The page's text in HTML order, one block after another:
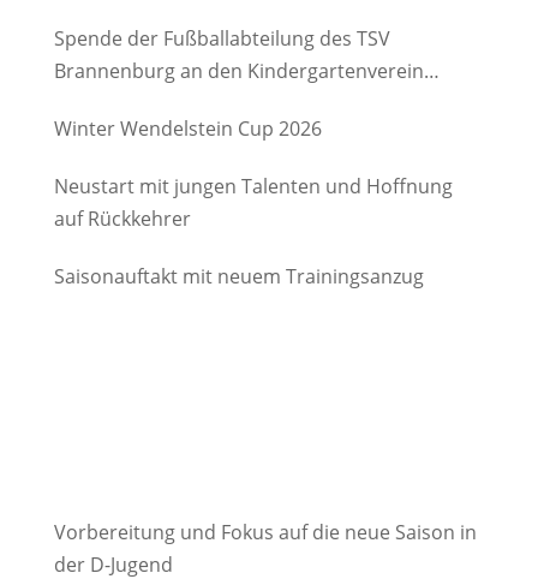
Spende der Fußballabteilung des TSV
Brannenburg an den Kindergartenverein
Winter Wendelstein Cup 2026
Neustart mit jungen Talenten und Hoffnung
auf Rückkehrer
Saisonauftakt mit neuem Trainingsanzug
Vorbereitung und Fokus auf die neue Saison in
der D-Jugend